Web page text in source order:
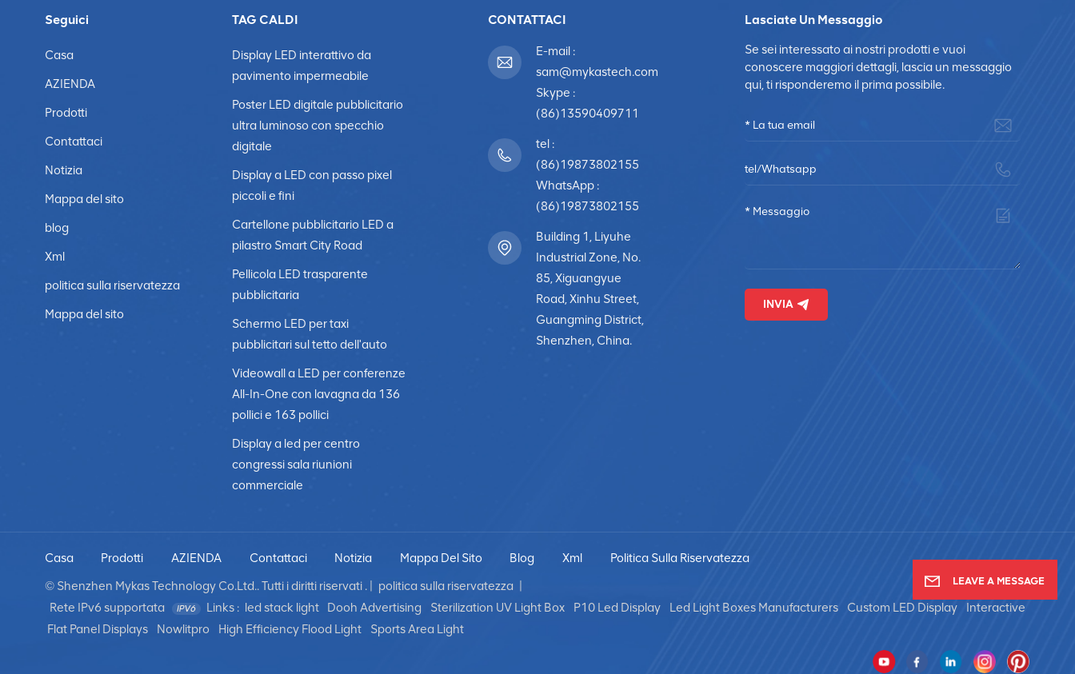
Seguici
Casa
AZIENDA
Prodotti
Contattaci
Notizia
Mappa del sito
blog
Xml
politica sulla riservatezza
Mappa del sito
TAG CALDI
Display LED interattivo da
pavimento impermeabile
Poster LED digitale pubblicitario
ultra luminoso con specchio
digitale
Display a LED con passo pixel
piccoli e fini
Cartellone pubblicitario LED a
pilastro Smart City Road
Pellicola LED trasparente
pubblicitaria
Schermo LED per taxi
pubblicitari sul tetto dell'auto
Videowall a LED per conferenze
All-In-One con lavagna da 136
pollici e 163 pollici
Display a led per centro
congressi sala riunioni
commerciale
CONTATTACI
E-mail :
sam@mykastech.com
Skype :
(86)13590409711
tel :
(86)19873802155
WhatsApp :
(86)19873802155
Building 1, Liyuhe
Industrial Zone, No.
85, Xiguangyue
Road, Xinhu Street,
Guangming District,
Shenzhen, China.
Lasciate Un Messaggio
Se sei interessato ai nostri prodotti e vuoi
conoscere maggiori dettagli, lascia un messaggio
qui, ti risponderemo il prima possibile.
INVIA
Casa Prodotti AZIENDA Contattaci Notizia Mappa Del Sito Blog Xml
Politica Sulla Riservatezza
© Shenzhen Mykas Technology Co.Ltd.. Tutti i diritti riservati . |
politica sulla riservatezza
Rete IPv6 supportata
Links : led stack light Dooh Advertising Sterilization UV Light Box P10 Led Display Led Light Boxes Manufacturers Custom LED Display
Interactive
Flat Panel Displays
Nowlitpro High Efficiency Flood Light Sports Area Light
LEAVE A MESSAGE